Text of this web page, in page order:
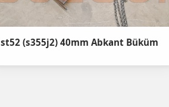
st52 (s355j2) 40mm Abkant Büküm